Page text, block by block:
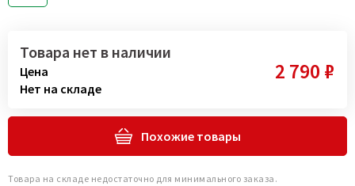
Товара нет в наличии
Цена 2 790 ₽
Нет на складе
Похожие товары
Товара на складе недостаточно для минимального заказа.